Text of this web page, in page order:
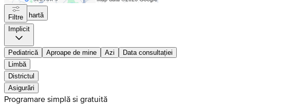
Pe hartă
Filtre
Implicit
Pediatrică Aproape de mine Azi
Data consultației
Limbă
Districtul
Asigurări
Programare simplă si gratuită